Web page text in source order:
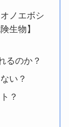
ノエボシ
生物】
るのか？
い？
？